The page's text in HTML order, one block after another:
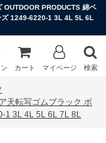
OUTDOOR PRODUCTS 綿ベ
ズ 1249-6220-1 3L 4L 5L 6L
カート マイページ 検索
天転写ゴムブラック ボ
1 3L 4L 5L 6L 7L 8L